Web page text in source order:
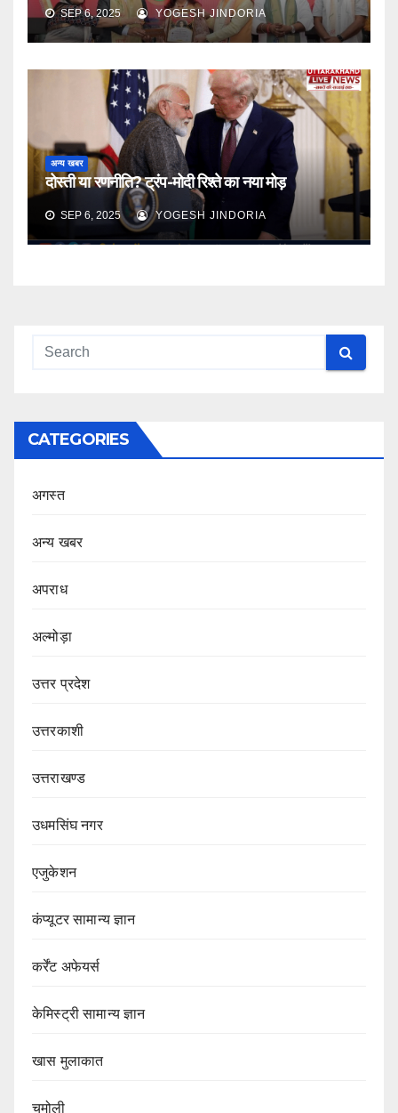
SEP 6, 2025 YOGESH JINDORIA
अन्य खबर
दोस्ती या रणनीति? ट्रंप-मोदी रिश्ते का नया मोड़
SEP 6, 2025 YOGESH JINDORIA
CATEGORIES
अगस्त
अन्य खबर
अपराध
अल्मोड़ा
उत्तर प्रदेश
उत्तरकाशी
उत्तराखण्ड
उधमसिंघ नगर
एजुकेशन
कंप्यूटर सामान्य ज्ञान
कर्रेंट अफेयर्स
केमिस्ट्री सामान्य ज्ञान
खास मुलाकात
चमोली